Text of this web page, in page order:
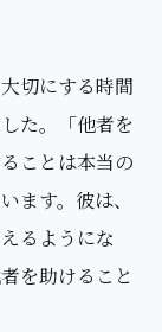
切にする時間
た。「他者を
ことは本当の
ます。彼は、
るようにな
を助けること